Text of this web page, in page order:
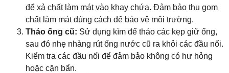
để xả chất làm mát vào khay chứa. Đảm bảo thu gom
chất làm mát đúng cách để bảo vệ môi trường.
Tháo ống cũ: Sử dụng kìm để tháo các kẹp giữ ống,
sau đó nhẹ nhàng rút ống nước cũ ra khỏi các đầu nối.
Kiểm tra các đầu nối để đảm bảo không có hư hỏng
hoặc cặn bẩn.